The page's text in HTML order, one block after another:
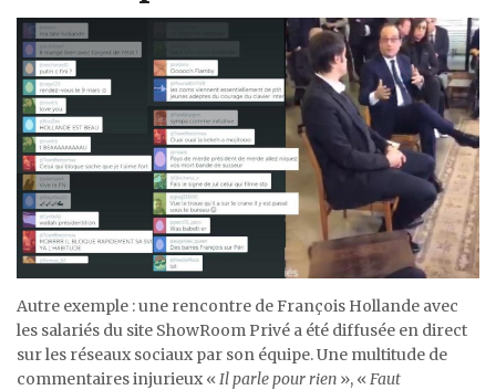
Autre exemple : une rencontre de François Hollande avec
les salariés du site ShowRoom Privé a été diffusée en direct
sur les réseaux sociaux par son équipe. Une multitude de
commentaires injurieux «Il parle pour rien », «Faut